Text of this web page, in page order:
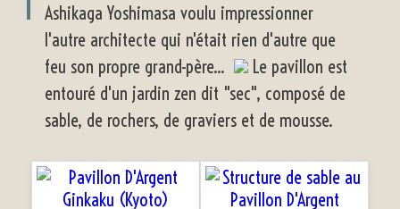
Ashikaga Yoshimasa voulu impressionner
l'autre architecte qui n'était rien d'autre que
feu son propre grand-père...
Le pavillon est
entouré d'un jardin zen dit "sec", composé de
sable, de rochers, de graviers et de mousse.